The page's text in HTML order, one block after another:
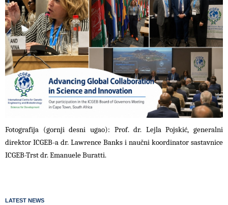
Fotografija (gornji desni ugao): Prof. dr. Lejla Pojskić, generalni
direktor ICGEB-a dr. Lawrence Banks i naučni koordinator sastavnice
ICGEB-Trst dr. Emanuele Buratti.
LATEST NEWS